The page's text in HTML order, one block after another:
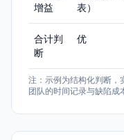
增益
表）
合计判
断
优
注：示例为结构化判断，
团队的时间记录与缺陷成